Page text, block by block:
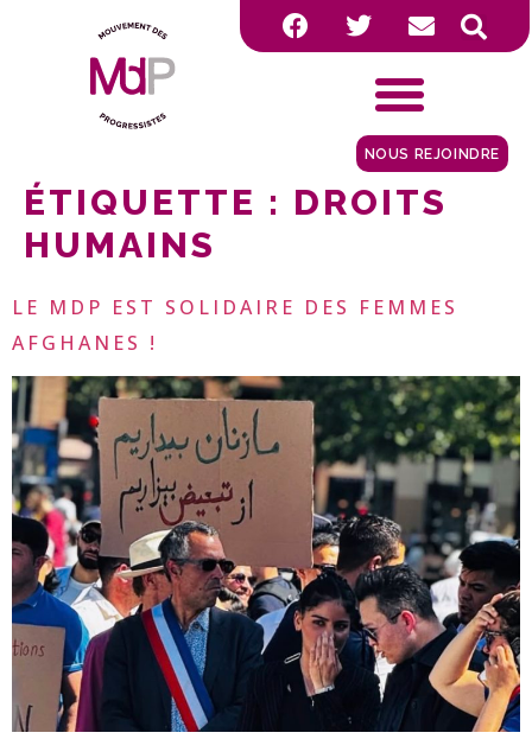
NOUS REJOINDRE
ÉTIQUETTE : DROITS
HUMAINS
LE MDP EST SOLIDAIRE DES FEMMES
AFGHANES !